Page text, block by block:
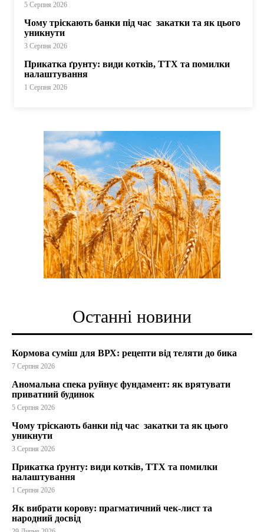
5 Серпня 2026
Чому тріскають банки під час закатки та як цього
уникнути
3 Серпня 2026
Прикатка ґрунту: види котків, ТТХ та помилки
налаштування
1 Серпня 2026
Останні новини
Кормова суміш для ВРХ: рецепти від теляти до бика
7 Серпня 2026
Аномальна спека руйнує фундамент: як врятувати
приватний будинок
5 Серпня 2026
Чому тріскають банки під час закатки та як цього
уникнути
3 Серпня 2026
Прикатка ґрунту: види котків, ТТХ та помилки
налаштування
1 Серпня 2026
Як вибрати корову: прагматичний чек-лист та
народний досвід